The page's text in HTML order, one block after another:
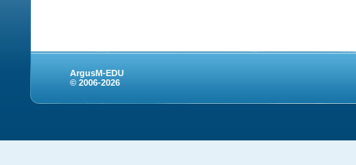
ArgusM-EDU
© 2006-2026